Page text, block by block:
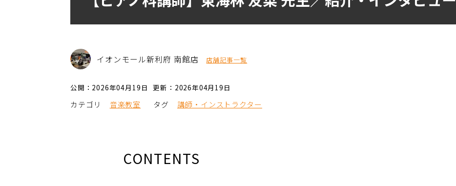
イオンモール新利府 南館店 店舗記事一覧
公開：2026年04月19日 更新：2026年04月19日
カテゴリ 音楽教室 タグ 講師・インストラクター
CONTENTS